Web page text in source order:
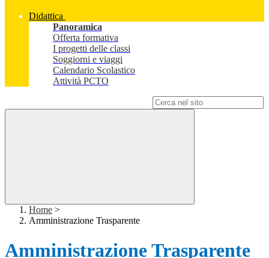
Didattica
Panoramica
Offerta formativa
I progetti delle classi
Soggiorni e viaggi
Calendario Scolastico
Attività PCTO
Home >
Amministrazione Trasparente
Amministrazione Trasparente